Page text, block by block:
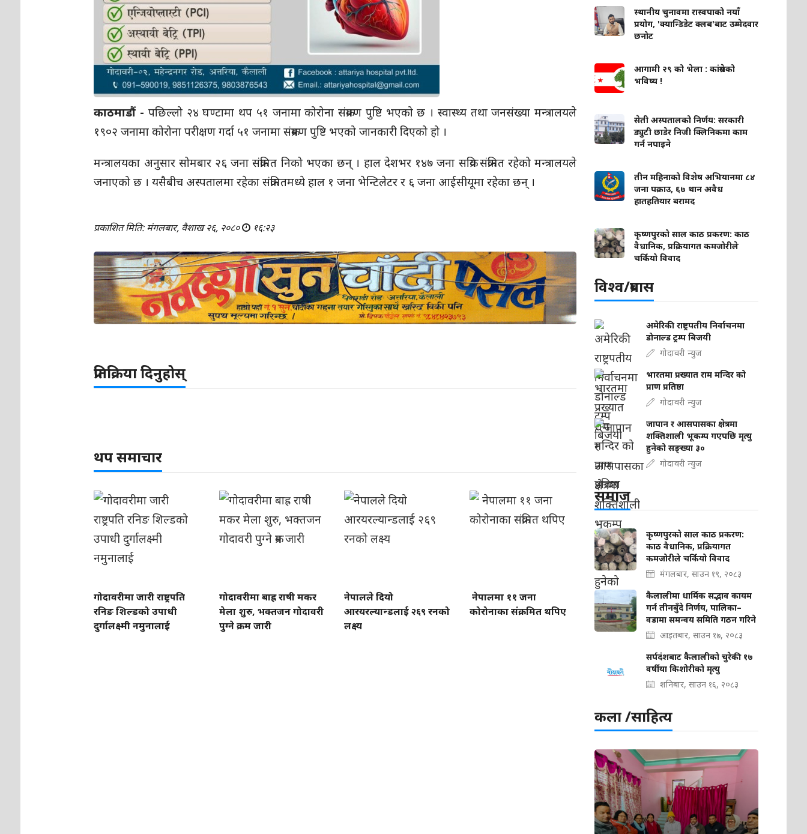
काठमाडौं - पछिल्लो २४ घण्टामा थप ५१ जनामा कोरोना संक्रमण पुष्टि भएको छ । स्वास्थ्य तथा जनसंख्या मन्त्रालयले
१९०२ जनामा कोरोना परीक्षण गर्दा ५१ जनामा संक्रमण पुष्टि भएको जानकारी दिएको हो ।
मन्त्रालयका अनुसार सोमबार २६ जना संक्रमित निको भएका छन् । हाल देशभर १४७ जना सक्रिय संक्रमित रहेको मन्त्रालयले
जनाएको छ । यसैबीच अस्पतालमा रहेका संक्रमितमध्ये हाल १ जना भेन्टिलेटर र ६ जना आईसीयूमा रहेका छन् ।
प्रकाशित मिति: मंगलबार, वैशाख २६, २०८० १६:२३
प्रतिक्रिया दिनुहोस्
थप समाचार
गोदावरीमा जारी राष्ट्रपति
रनिङ शिल्डको उपाधी
दुर्गालक्ष्मी नमुनालाई
गोदावरीमा बाह्र राषी मकर
मेला शुरु, भक्तजन गोदावरी
पुग्ने क्रम जारी
नेपालले दियो
आरयरल्यान्डलाई २६९ रनको
लक्ष्य
नेपालमा ११ जना
कोरोनाका संक्रमित थपिए
स्थानीय चुनावमा रास्वपाको नयाँ
प्रयोग, 'क्यान्डिडेट क्लब'बाट उम्मेदवार
छनोट
आगामी २९ को भेला : कांग्रेसको
भविष्य !
सेती अस्पतालको निर्णय: सरकारी
ड्युटी छाडेर निजी क्लिनिकमा काम
गर्न नपाइने
तीन महिनाको विशेष अभियानमा ८४
जना पक्राउ, ६७ थान अवैध
हातहतियार बरामद
कृष्णपुरको साल काठ प्रकरण: काठ
वैधानिक, प्रक्रियागत कमजोरीले
चर्कियो विवाद
विश्व/प्रबास
अमेरिकी राष्ट्रपतीय निर्वाचनमा
डोनाल्ड ट्रम्प बिजयी
गोदावरी न्युज
भारतमा प्रख्यात राम मन्दिर को
प्राण प्रतिष्ठा
गोदावरी न्युज
जापान र आसपासका क्षेत्रमा
शक्तिशाली भूकम्प गएपछि मृत्यु
हुनेको सङ्ख्या ३०
गोदावरी न्युज
समाज
कृष्णपुरको साल काठ प्रकरण:
काठ वैधानिक, प्रक्रियागत
कमजोरीले चर्कियो विवाद
मंगलबार, साउन १९, २०८३
कैलालीमा धार्मिक सद्भाव कायम
गर्न तीनबुँदे निर्णय, पालिका–
वडामा समन्वय समिति गठन गरिने
आइतबार, साउन १७, २०८३
सर्पदंशबाट कैलालीको चुरेकी १७
वर्षीया किशोरीको मृत्यु
शनिबार, साउन १६, २०८३
कला /साहित्य